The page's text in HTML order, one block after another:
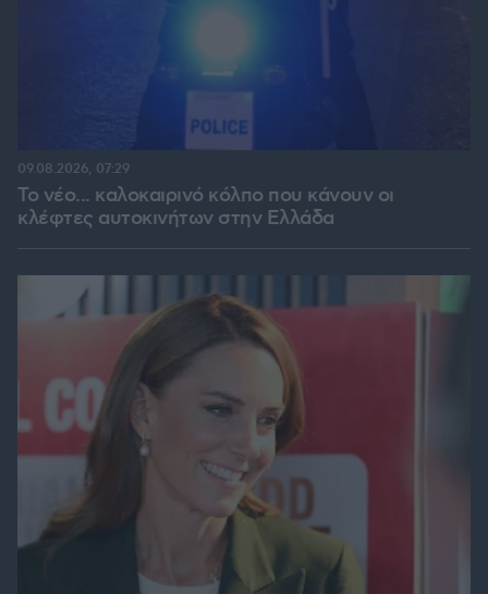
Το νέο... καλοκαιρινό κόλπο που κάνουν οι
κλέφτες αυτοκινήτων στην Ελλάδα
09.08.2026, 07:29